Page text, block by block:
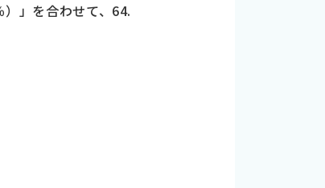
」を合わせて、64.